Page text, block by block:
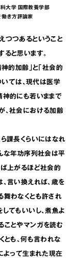
大学 国際教養学部
働き方評論家
つつあるということ
と思います。
的加齢｣と｢社会的
いては､現代は医学
神的にも若いままで
､社会における加齢
課長くらいにはなれ
な年功序列社会は平
上がるほど社会的
､言い換えれば､歳を
舞わなくとも許され
してもいいし､煮魚よ
ことやマンガを読む
とも､何も言われな
よって生まれた現在